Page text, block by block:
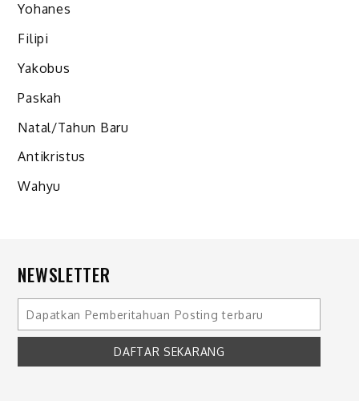
Yohanes
Filipi
Yakobus
Paskah
Natal/Tahun Baru
Antikristus
Wahyu
NEWSLETTER